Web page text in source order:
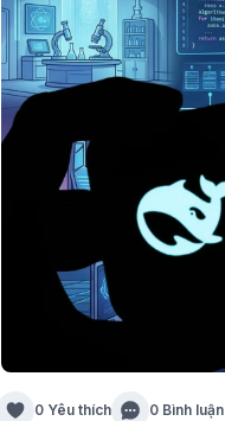
0 Yêu thích 0 Bình luận